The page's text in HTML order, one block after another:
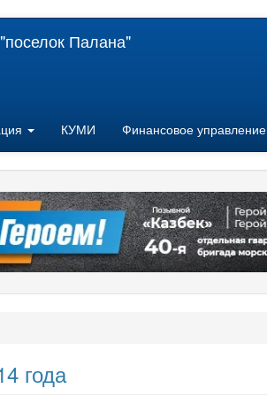
Палана"
КУМИ Финансовое управление
года